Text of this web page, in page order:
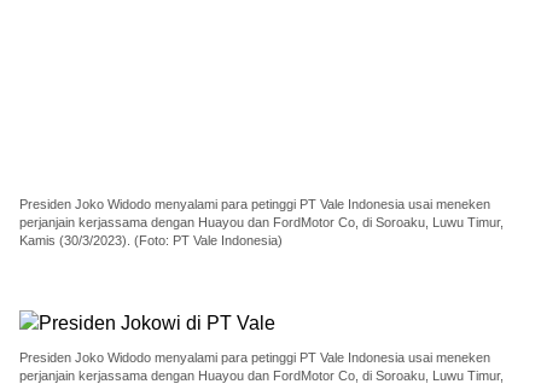
Presiden Joko Widodo menyalami para petinggi PT Vale Indonesia usai meneken
perjanjain kerjassama dengan Huayou dan FordMotor Co, di Soroaku, Luwu Timur,
Kamis (30/3/2023). (Foto: PT Vale Indonesia)
Presiden Joko Widodo menyalami para petinggi PT Vale Indonesia usai meneken
perjanjain kerjassama dengan Huayou dan FordMotor Co, di Soroaku, Luwu Timur,